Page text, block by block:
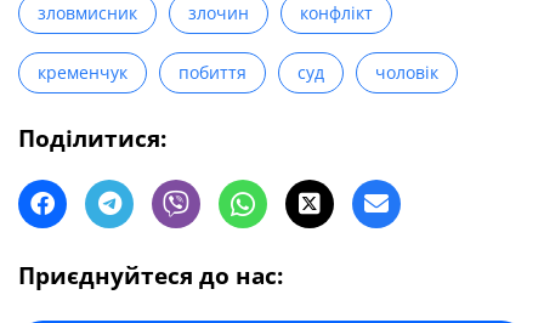
зловмисник злочин конфлікт
кременчук побиття суд чоловік
Поділитися:
Приєднуйтеся до нас: